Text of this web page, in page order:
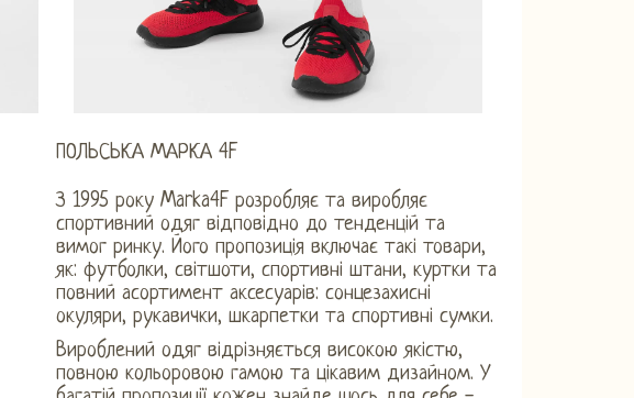
ПОЛЬСЬКА МАРКА 4F
З 1995 року Marka4F розробляє та виробляє
спортивний одяг відповідно до тенденцій та
вимог ринку. Його пропозиція включає такі товари,
як: футболки, світшоти, спортивні штани, куртки та
повний асортимент аксесуарів: сонцезахисні
окуляри, рукавички, шкарпетки та спортивні сумки.
Вироблений одяг відрізняється високою якістю,
повною кольоровою гамою та цікавим дизайном. У